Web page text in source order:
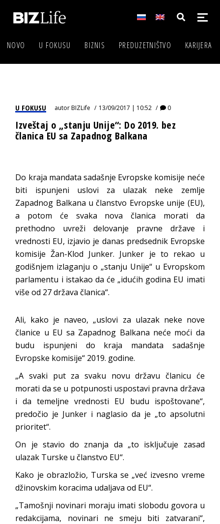
NOVO U FOKUSU BIZNIS PREDUZETNIŠTVO KARIJERA
U FOKUSU autorBIZLife 13/09/2017 | 10:52 0
Izveštaj o „stanju Unije“: Do 2019. bez
članica EU sa Zapadnog Balkana
Do kraja mandata sadašnje Evropske komisije neće
biti ispunjeni uslovi za ulazak neke zemlje
Zapadnog Balkana u članstvo Evropske unije (EU),
a potom će svaka nova članica morati da
prethodno uvreži delovanje pravne države i
vrednosti EU, izjavio je danas predsednik Evropske
komisije Žan-Klod Junker. Junker je to rekao u
godišnjem izlaganju o „stanju Unije“ u Evropskom
parlamentu i istakao da će „idućih godina EU imati
više od 27 država članica“.
Ali, kako je naveo, „uslovi za ulazak neke nove
članice u EU sa Zapadnog Balkana neće moći da
budu ispunjeni do kraja mandata sadašnje
Evropske komisije“ 2019. godine.
„A svaki put za svaku novu državu članicu će
morati da se u potpunosti uspostavi pravna država
i da temeljne vrednosti EU budu ispoštovane“,
predočio je Junker i naglasio da je „to apsolutni
prioritet“.
On je stavio do znanja da „to isključuje zasad
ulazak Turske u članstvo EU“.
Kako je obrazložio, Turska se „već izvesno vreme
džinovskim koracima udaljava od EU“.
„Tamošnji novinari moraju imati slobodu govora u
redakcijama, novinari ne smeju biti zatvarani“,